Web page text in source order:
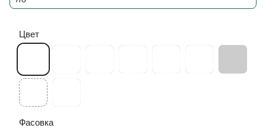
Цвет
Фасовка